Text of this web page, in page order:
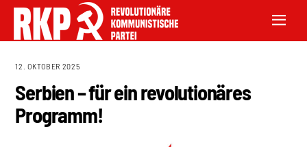
12. OKTOBER 2025
Serbien – für ein revolutionäres
Programm!